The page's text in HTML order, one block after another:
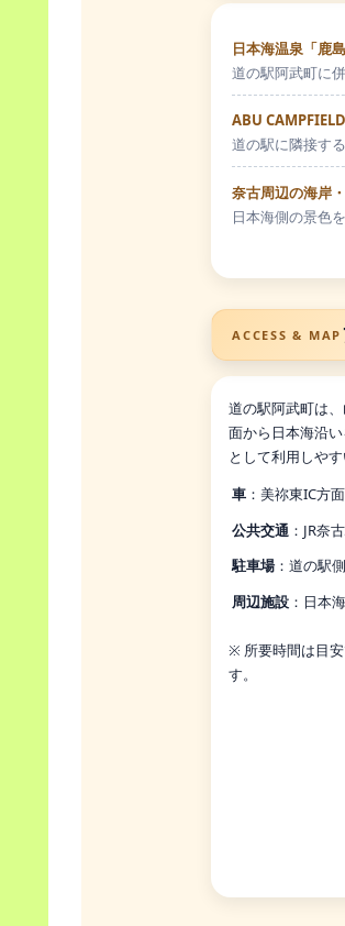
日本海温泉「鹿島
道の駅阿武町に
ABU CAMPFIELD
道の駅に隣接す
奈古周辺の海岸
日本海側の景色
ACCESS & MAP
道の駅阿武町は
面から日本海沿
として利用しやす
車：美祢東IC方
公共交通：JR奈
駐車場：道の駅
周辺施設：日本
※ 所要時間は目
す。